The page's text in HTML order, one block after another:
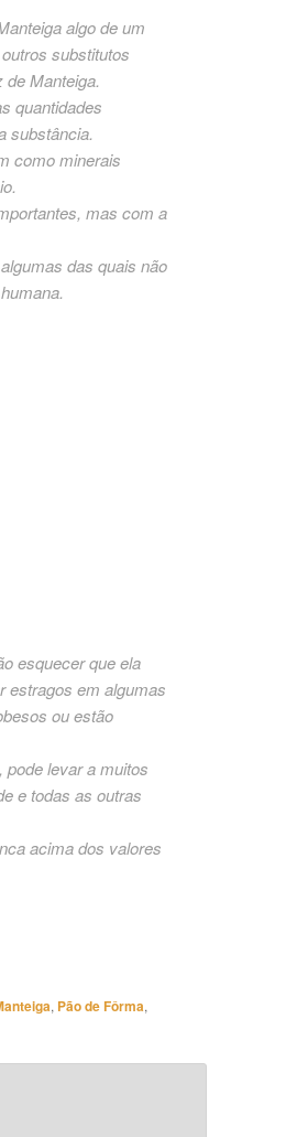
algo de um
substitutos
Manteiga.
quantidades
substância.
como minerais
mas com a
das quais não
esquecer que ela
estragos em algumas
ou estão
levar a muitos
e todas as outras
acima dos valores
, Pão de Fôrma,